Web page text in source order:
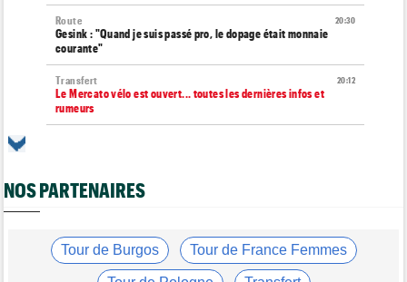
20:30
Route
Gesink : "Quand je suis passé pro, le dopage était monnaie
courante"
20:12
Transfert
Le Mercato vélo est ouvert... toutes les dernières infos et
rumeurs
Tour de France Femmes
Kasia Niewiadoma : "C'est tellement génial d'être cycliste"
Matthew Brennan : "Je me suis retrouvé un peu trop loin…"
Tour de Burgos
NOS PARTENAIRES
Tour de Burgos Tour de France Femmes